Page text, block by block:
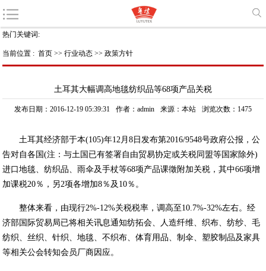
热门关键词:
当前位置 : 首页 >> 行业动态 >> 政策方针
土耳其大幅调高地毯纺织品等68项产品关税
发布日期：2016-12-19 05:39:31 作者：admin 来源：本站 浏览次数：1475
土耳其经济部于本(105)年12月8日发布第2016/9548号政府公报，公
告对自各国(注：与土国已有签署自由贸易协定或关税同盟等国家除外)
进口地毯、纺织品、雨伞及手杖等68项产品课徵附加关税，其中66项增
加课税20％，另2项各增加8％及10％。
整体来看，由现行2%-12%关税税率，调高至10.7%-32%左右。经
济部国际贸易局已将相关讯息通知纺拓会、人造纤维、织布、纺纱、毛
纺织、丝织、针织、地毯、不织布、体育用品、制伞、塑胶制品及家具
等相关公会转知会员厂商因应。